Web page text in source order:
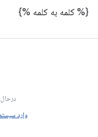
{% کلمه به کلمه %}
وارد